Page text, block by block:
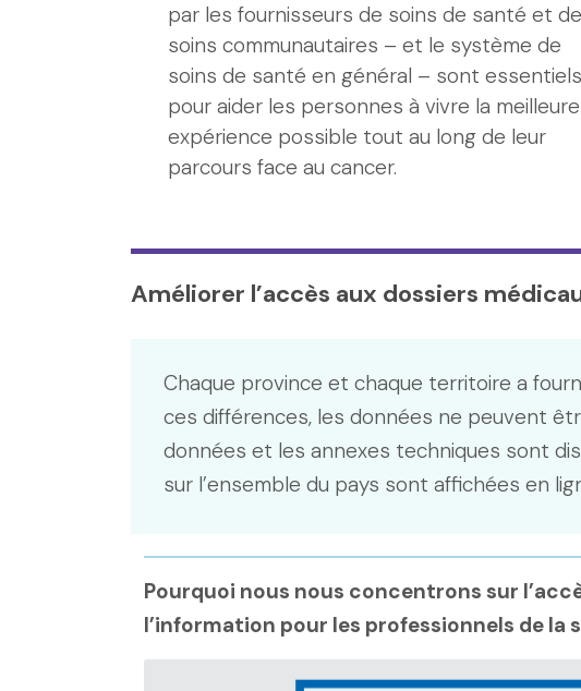
par les fournisseurs de soins de santé et de
soins communautaires – et le système de
soins de santé en général – sont essentiels
pour aider les personnes à vivre la meilleure
expérience possible tout au long de leur
parcours face au cancer.
Améliorer l’accès aux dossiers
Chaque province et chaque territoire a
ces différences, les données ne peuvent
données et les annexes techniques sont
sur l’ensemble du pays sont affichées en
Pourquoi nous nous concentrons sur
l’information pour les professionnels de la